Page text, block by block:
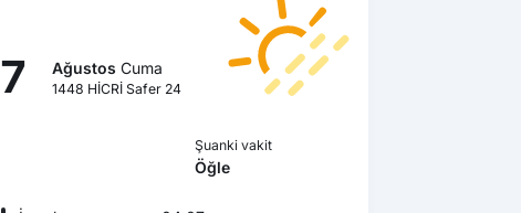
7 Ağustos Cuma
1448 HİCRİ Safer 24
Şuanki vakit
Öğle